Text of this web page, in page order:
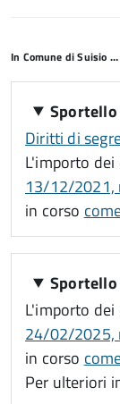
In Comune di Suisio …
Diritti di
L'importo
13/12/2021,
in corso
Sportello
L'importo
24/02/2025,
in corso
Per ulteriori